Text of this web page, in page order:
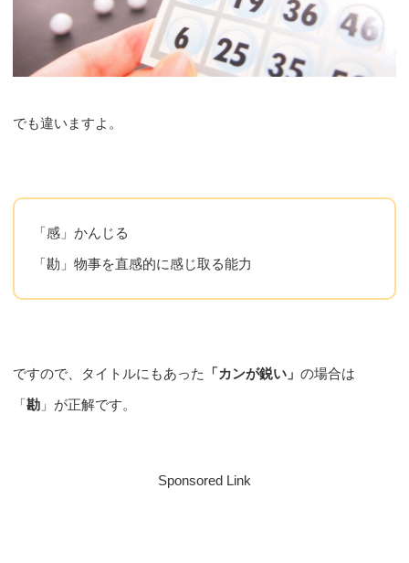
でも違いますよ。
「感」かんじる
「勘」物事を直感的に感じ取る能力
ですので、タイトルにもあった 「カンが鋭い」の場合は
「勘 」が正解です。
Sponsored Link